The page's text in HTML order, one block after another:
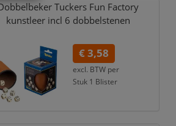
Tuckers Fun Factory
kunstleer incl 6 dobbelstenen
€ 3,58
excl. BTW per
Stuk 1 Blister